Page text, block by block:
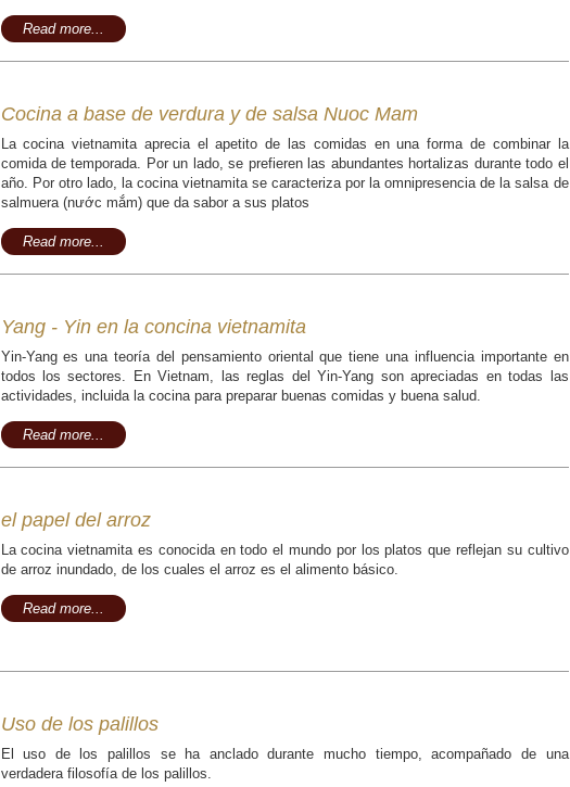
Read more...
Cocina a base de verdura y de salsa Nuoc Mam
La cocina vietnamita aprecia el apetito de las comidas en una forma de combinar la
comida de temporada. Por un lado, se prefieren las abundantes hortalizas durante todo el
año. Por otro lado, la cocina vietnamita se caracteriza por la omnipresencia de la salsa de
salmuera (nước mắm) que da sabor a sus platos
Read more...
Yang - Yin en la concina vietnamita
Yin-Yang es una teoría del pensamiento oriental que tiene una influencia importante en
todos los sectores. En Vietnam, las reglas del Yin-Yang son apreciadas en todas las
actividades, incluida la cocina para preparar buenas comidas y buena salud.
Read more...
el papel del arroz
La cocina vietnamita es conocida en todo el mundo por los platos que reflejan su cultivo
de arroz inundado, de los cuales el arroz es el alimento básico.
Read more...
Uso de los palillos
El uso de los palillos se ha anclado durante mucho tiempo, acompañado de una
verdadera filosofía de los palillos.